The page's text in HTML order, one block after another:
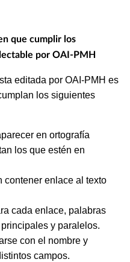
que cumplir los
por OAI-PMH
editada por OAI-PMH es
los siguientes
en ortografía
los que estén en
contener enlace al texto
cada enlace, palabras
y paralelos.
con el nombre y
campos.